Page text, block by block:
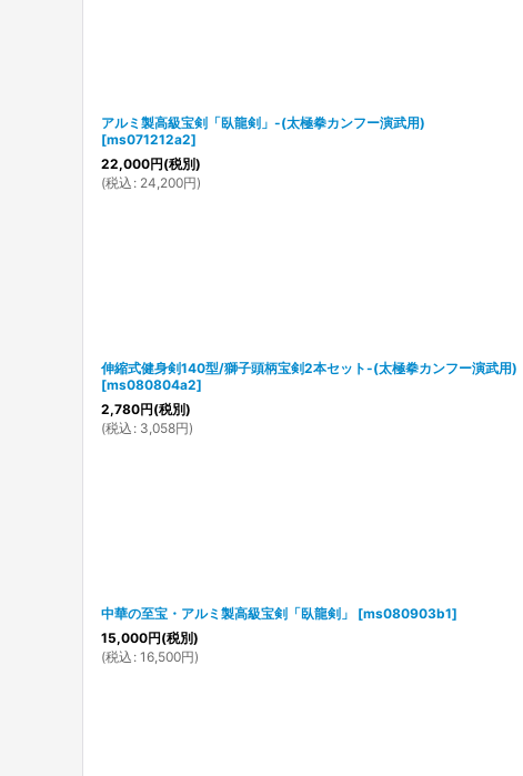
アルミ製高級宝剣「臥龍剣」-(太極拳カンフー演武用)
[ms071212a2]
22,000円(税別)
(税込 : 24,200円)
伸縮式健身剣140型/獅子頭柄宝剣2本セット-(太極拳カンフー演武用)
[ms080804a2]
2,780円(税別)
(税込 : 3,058円)
中華の至宝・アルミ製高級宝剣「臥龍剣」 [ms080903b1]
15,000円(税別)
(税込 : 16,500円)